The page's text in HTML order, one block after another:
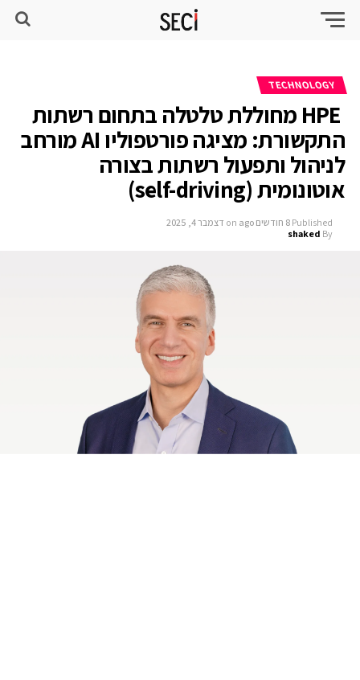
TECHNOLOGY
HPE מחוללת טלטלה בתחום רשתות
התקשורת: מציגה פורטפוליו AI מורחב
לניהול ותפעול רשתות בצורה
אוטונומית (self-driving)
Published 8 חודשים ago on דצמבר 4, 2025
By
shaked